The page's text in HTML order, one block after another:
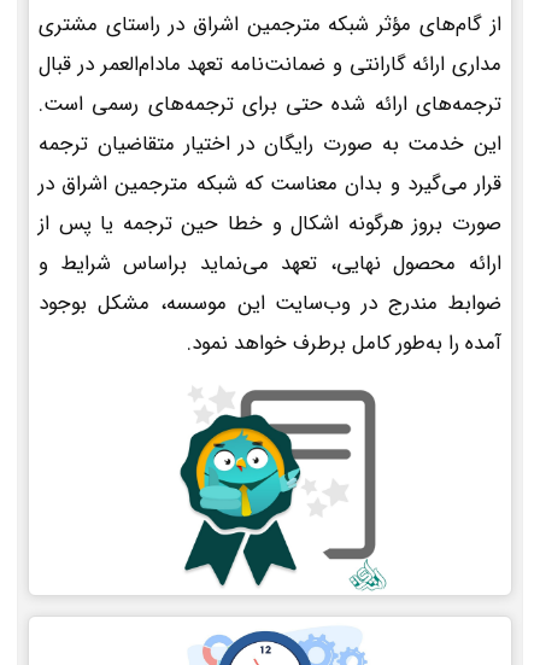
از گام‌های مؤثر شبکه مترجمین اشراق در راستای مشتری
مداری ارائه گارانتی و ضمانت‌نامه تعهد مادام‌العمر در قبال
ترجمه‌های ارائه شده حتی برای ترجمه‌های رسمی است.
این خدمت به صورت رایگان در اختیار متقاضیان ترجمه
قرار می‌گیرد و بدان معناست که شبکه مترجمین اشراق در
صورت بروز هرگونه اشکال و خطا حین ترجمه یا پس از
ارائه محصول نهایی، تعهد می‌نماید براساس شرایط و
ضوابط مندرج در وب‌سایت این موسسه، مشکل بوجود
آمده را به‌طور کامل برطرف خواهد نمود.